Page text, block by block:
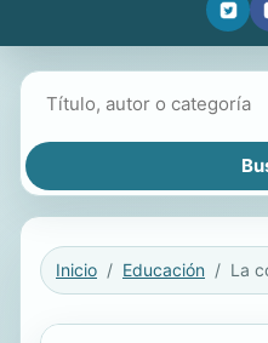
Inicio Educación La